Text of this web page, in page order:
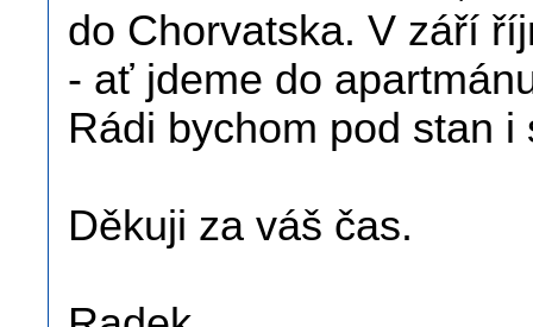
do Chorvatska. V září
- ať jdeme do
Rádi bychom pod stan
Děkuji za váš čas.